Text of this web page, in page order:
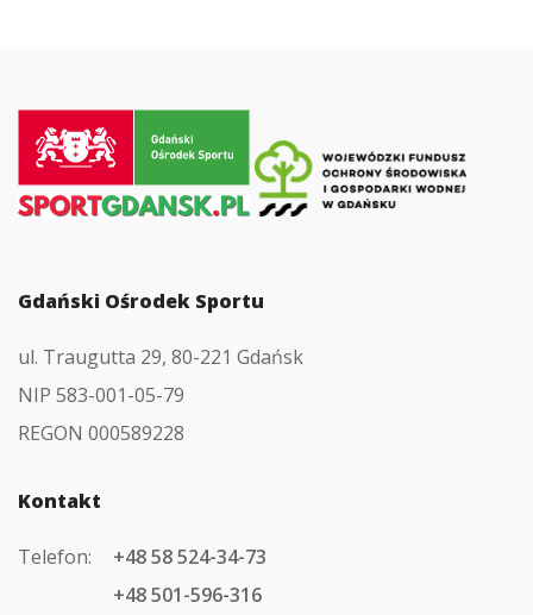
do
strony
głównej
Gdański Ośrodek Sportu
ul. Traugutta 29, 80-221 Gdańsk
NIP 583-001-05-79
REGON 000589228
Kontakt
Telefon:
+48 58 524-34-73
+48 501-596-316